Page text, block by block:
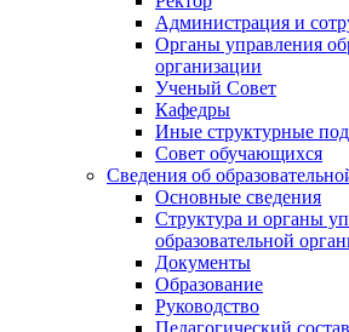
Администрация и
Органы управления
организации
Ученый Совет
Кафедры
Иные структурные
Совет обучающихся
Сведения об
Основные сведения
Структура и органы
образовательной
Документы
Образование
Руководство
Педагогический состав